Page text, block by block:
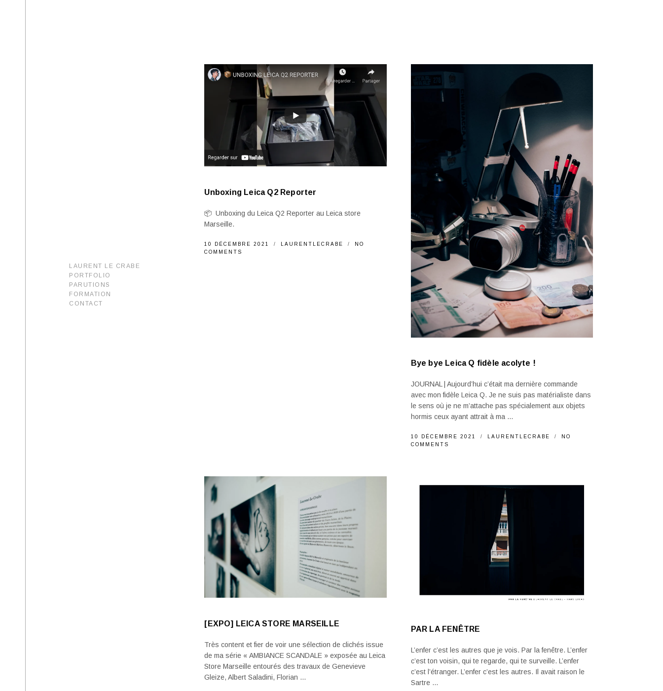
LAURENT LE CRABE
PORTFOLIO
PARUTIONS
FORMATION
CONTACT
Unboxing Leica Q2 Reporter
📦 Unboxing du Leica Q2 Reporter au Leica store
Marseille.
10 DÉCEMBRE 2021 LAURENTLECRABE
NO
COMMENTS
Bye bye Leica Q fidèle acolyte !
JOURNAL | Aujourd’hui c’était ma dernière commande
avec mon fidèle Leica Q. Je ne suis pas matérialiste dans
le sens où je ne m’attache pas spécialement aux objets
hormis ceux ayant attrait à ma ...
10 DÉCEMBRE 2021 LAURENTLECRABE
NO
COMMENTS
[EXPO] LEICA STORE MARSEILLE
Très content et fier de voir une sélection de clichés issue
de ma série « AMBIANCE SCANDALE » exposée au Leica
Store Marseille entourés des travaux de Genevieve
Gleize, Albert Saladini, Florian ...
PAR LA FENÊTRE
L’enfer c’est les autres que je vois. Par la fenêtre. L’enfer
c’est ton voisin, qui te regarde, qui te surveille. L’enfer
c’est l’étranger. L’enfer c’est les autres. Il avait raison le
Sartre ...